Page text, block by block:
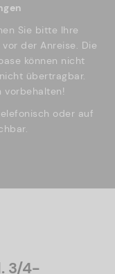
Sie bitte Ihre
der Anreise. Die
können nicht
übertragbar.
vorbehalten!
oder auf
3/4-